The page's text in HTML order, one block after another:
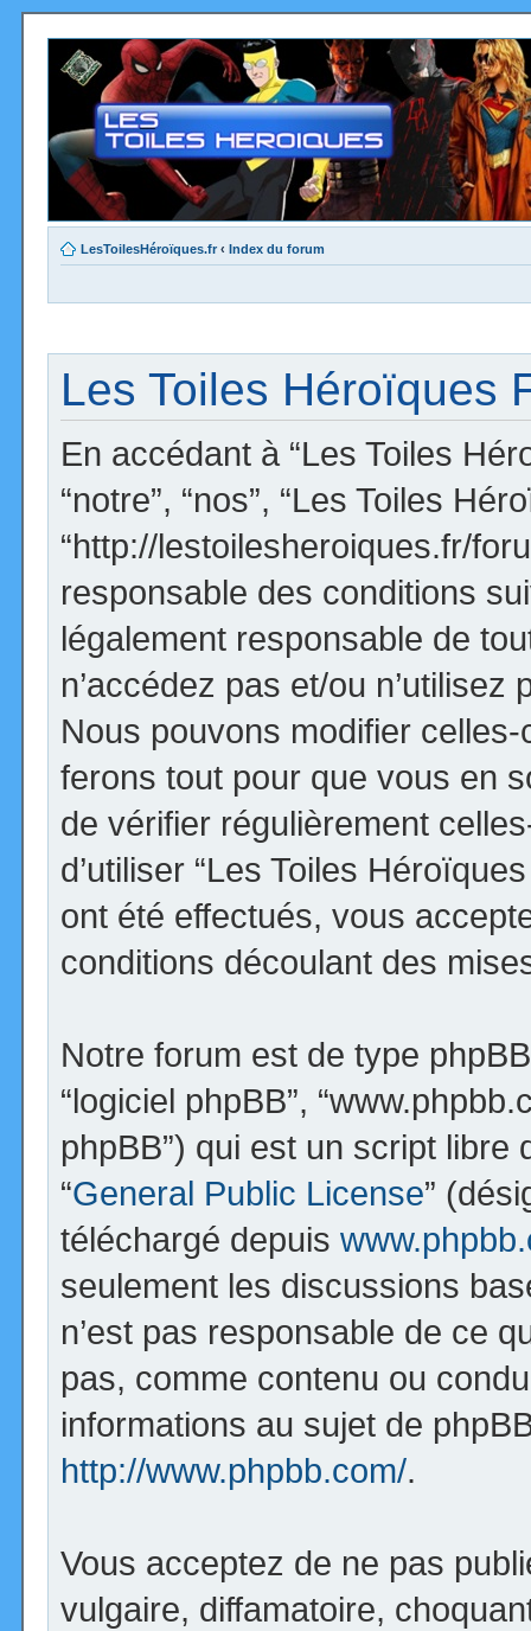
LesToilesHéroïques.fr ‹ Index du forum
Les Toiles Héroïques
En accédant à “Les Toiles
“notre”, “nos”, “Les Toiles
“http://lestoilesheroiques.fr/
responsable des conditions
légalement responsable de
n’accédez pas et/ou n’utilisez
Nous pouvons modifier
ferons tout pour que vous en
de vérifier régulièrement
d’utiliser “Les Toiles
ont été effectués, vous
conditions découlant des
Notre forum est de type phpBB
“logiciel phpBB”,
phpBB”) qui est un script
“General Public License”
téléchargé depuis
seulement les discussions
n’est pas responsable de ce
pas, comme contenu ou
informations au sujet de
http://www.phpbb.com/.
Vous acceptez de ne pas
vulgaire, diffamatoire,